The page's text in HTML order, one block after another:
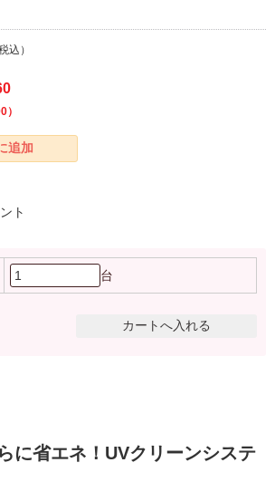
込）
）
ト
台
に省エネ！UVクリーンシステ